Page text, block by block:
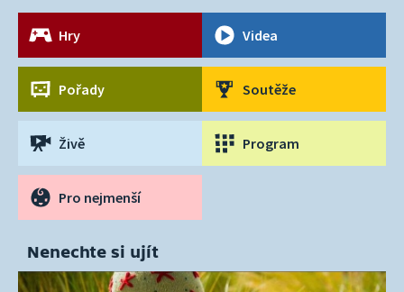
Hry Videa
Pořady Soutěže
Živě Program
Pro nejmenší
Nenechte si ujít